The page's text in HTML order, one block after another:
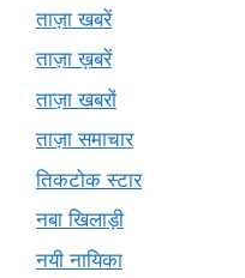
ताज़ा खबरें
ताज़ा ख़बरें
ताज़ा खबरों
ताज़ा समाचार
तिकटोक स्टार
नबा खिलाड़ी
नयी नायिका